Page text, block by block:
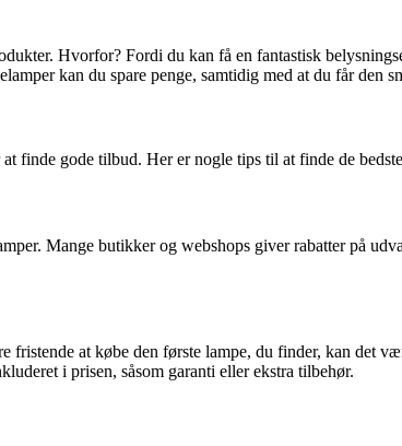
Hvorfor? Fordi du kan få en fantastisk
kan du spare penge, samtidig med at du får den
finde gode tilbud. Her er nogle tips til at finde de
Mange butikker og webshops giver rabatter på
at købe den første lampe, du finder, kan det
i prisen, såsom garanti eller ekstra tilbehør.